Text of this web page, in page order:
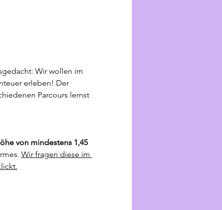
Wir wollen im
erleben! Der
Parcours lernst
von mindestens 1,45
Wir fragen diese im